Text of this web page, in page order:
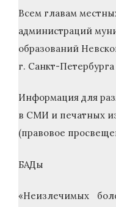
Всем главам
администраций
образований
г. Санкт-Петербурга
Информация для
в СМИ и печатных
(правовое
БАДы
«Неизлечимых